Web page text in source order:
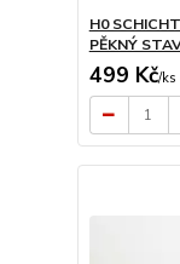
H0
PĚKNÝ
499 Kč/ks